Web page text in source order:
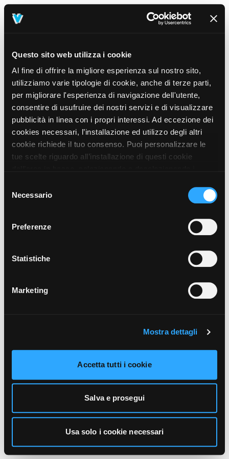
Questo sito web utilizza i cookie
Al fine di offrire la migliore esperienza sul nostro sito,
utilizziamo varie tipologie di cookie, anche di terze parti,
per migliorare l'esperienza di navigazione dell'utente,
consentire di usufruire dei nostri servizi e di visualizzare
pubblicità in linea con i propri interessi. Ad eccezione dei
cookies necessari, l’installazione ed utilizzo degli altri
cookie richiede il tuo consenso. Puoi personalizzare le
tue scelte riguardo all’installazione di questi cookie
prosegui” o decidere di accettare tutti i cookie, cliccando
sul pulsante “Accetta tutti i cookie”. Cliccando sul tasto
unicamente i cookie necessari alla navigazione. Per
funzionamento, puoi prendere visione dell’informativa
cliccando qui.
delNecessario
Preferenze
Statistiche
Marketing
Mostra dettagli
Accetta tutti i cookie
Salva e prosegui
Usa solo i cookie necessari
404